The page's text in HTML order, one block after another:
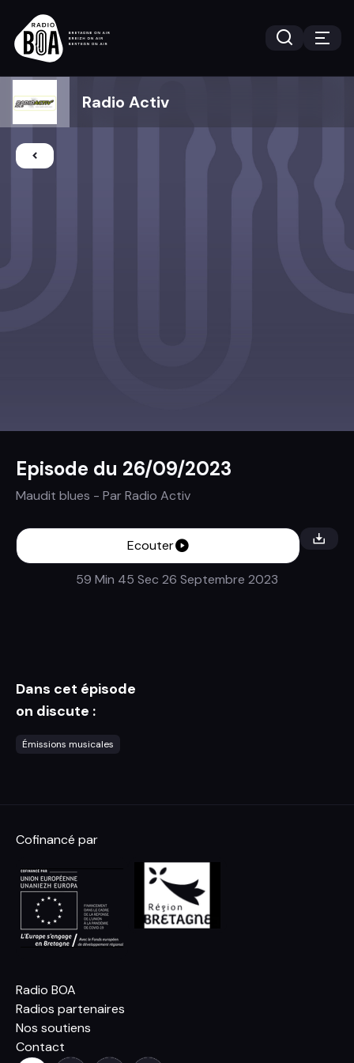
Radio Activ
Episode du 26/09/2023
Maudit blues - ParRadio Activ
Ecouter
59 Min 45 Sec 26 Septembre 2023
Dans cet épisode
on discute :
Émissions musicales
Cofinancé par
Radio BOA
Radios partenaires
Nos soutiens
Contact